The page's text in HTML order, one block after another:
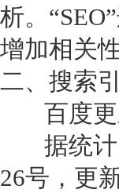
析。
增加相关
二、搜索
百度更
据统计
26号，更